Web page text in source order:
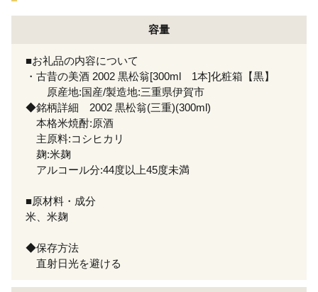
容量
■お礼品の内容について
・古昔の美酒 2002 黒松翁[300ml 1本]化粧箱【黒】
原産地:国産/製造地:三重県伊賀市
◆銘柄詳細 2002 黒松翁(三重)(300ml)
本格米焼酎:原酒
主原料:コシヒカリ
麹:米麹
アルコール分:44度以上45度未満
■原材料・成分
米、米麹
◆保存方法
直射日光を避ける